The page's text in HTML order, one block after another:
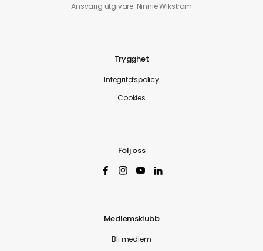
Ansvarig utgivare: Ninnie Wikström
Trygghet
Integritetspolicy
Cookies
Följ oss
Medlemsklubb
Bli medlem